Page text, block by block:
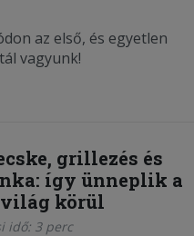
az első, és egyetlen
vagyunk!
grillezés és
így ünneplik a
körül
idő: 3 perc